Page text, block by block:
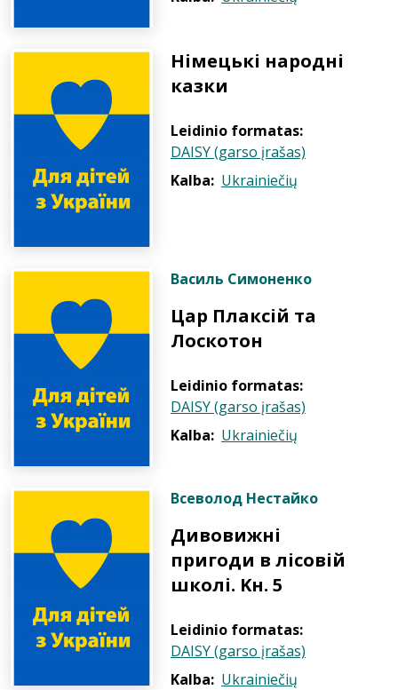
Німецькі народні
казки
Leidinio formatas:
DAISY (garso įrašas)
Kalba: Ukrainiečių
Василь Симоненко
Цар Плаксій та
Лоскотон
Leidinio formatas:
DAISY (garso įrašas)
Kalba: Ukrainiečių
Всеволод Нестайко
Дивовижні
пригоди в лісовій
школі. Kн. 5
Leidinio formatas:
DAISY (garso įrašas)
Kalba: Ukrainiečių